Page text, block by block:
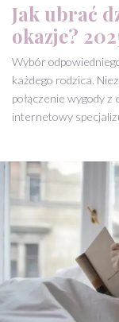
Jak ubrać
okazje?
Wybór
każdego rodzica.
połączenie wygody
internetowy